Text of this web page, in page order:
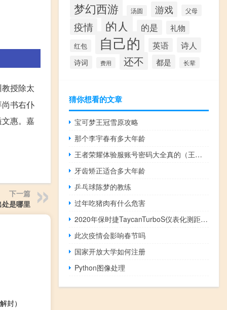
授除太
书右仆
惠。嘉
下一篇
是哪里
封）
梦幻西游 汤圆 游戏 父母
疫情 的人 的是 礼物
红包 自己的 英语 诗人
诗词 费用 还不 都是 长辈
猜你想看的文章
宝可梦王冠雪原攻略
那个李宇春有多大年龄
王者荣耀体验服账号密码大全真的（王者荣耀体验服账号密码大全）
牙齿矫正适合多大年龄
乒乓球陈梦的教练
过年吃猪肉有什么危害
2020年保时捷TaycanTurboS仪表化测距您真正获得了多少英里
此次疫情会影响春节吗
国家开放大学如何注册
Python图像处理